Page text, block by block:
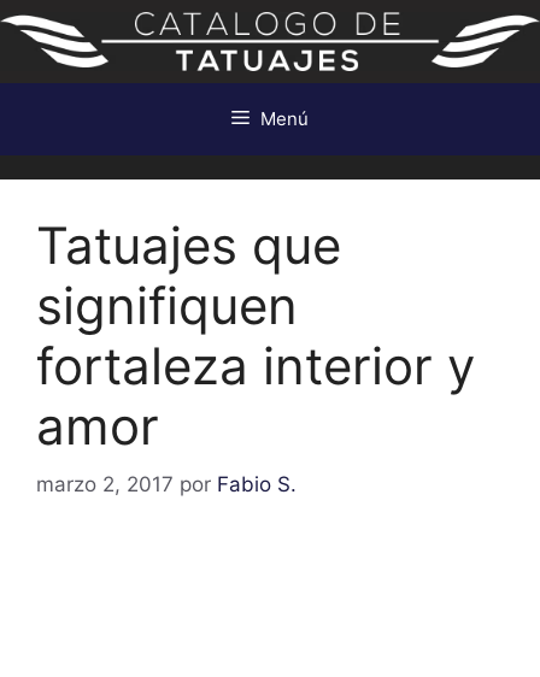
Saltar
contenido
Menú
Tatuajes que
signifiquen
fortaleza interior y
amor
marzo 2, 2017 por Fabio S.